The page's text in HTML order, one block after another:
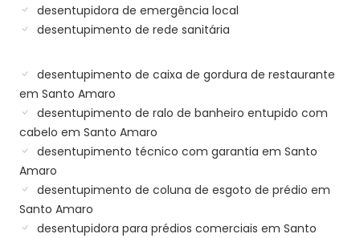
desentupidora de emergência local
desentupimento de rede sanitária
desentupimento de caixa de gordura de restaurante
em Santo Amaro
desentupimento de ralo de banheiro entupido com
cabelo em Santo Amaro
desentupimento técnico com garantia em Santo
Amaro
desentupimento de coluna de esgoto de prédio em
Santo Amaro
desentupidora para prédios comerciais em Santo